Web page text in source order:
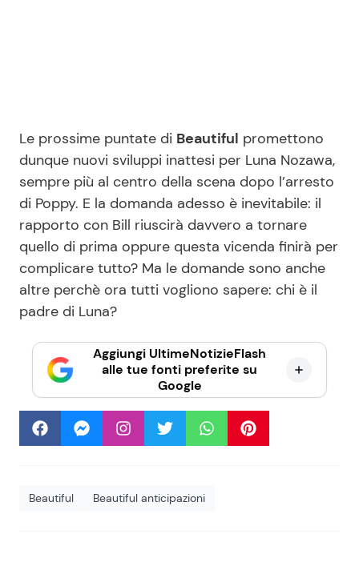
Le prossime puntate di Beautiful promettono
dunque nuovi sviluppi inattesi per Luna Nozawa,
sempre più al centro della scena dopo l’arresto
di Poppy. E la domanda adesso è inevitabile: il
rapporto con Bill riuscirà davvero a tornare
quello di prima oppure questa vicenda finirà per
complicare tutto? Ma le domande sono anche
altre perchè ora tutti vogliono sapere: chi è il
padre di Luna?
Aggiungi UltimeNotizieFlash
alle tue fonti preferite su
Google
Beautiful Beautiful anticipazioni